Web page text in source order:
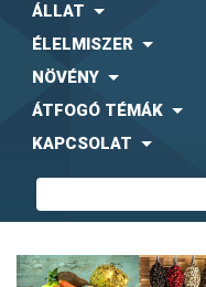
ÁLLAT
ÉLELMISZER
NÖVÉNY
ÁTFOGÓ TÉMÁK
KAPCSOLAT